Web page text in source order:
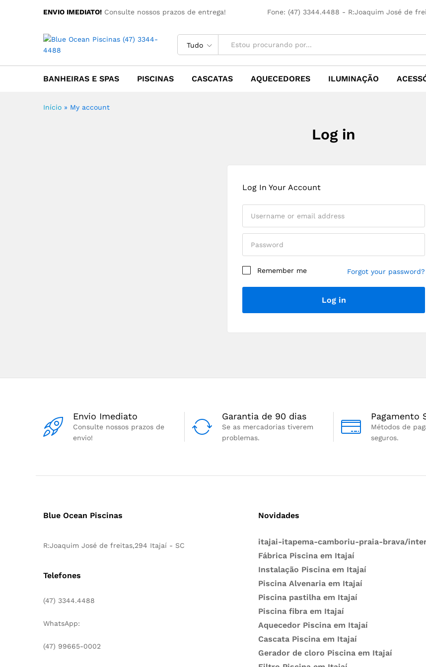
ENVIO IMEDIATO! Consulte nossos prazos de entrega! Fone: (47) 3344.4488 - R:Joaquim José de
Tudo
BANHEIRAS E SPAS PISCINAS CASCATAS AQUECEDORES ILUMINAÇÃO
Início » My account
Log in
Log In Your Account
Remember me Forgot your password?
Log in
Envio Imediato
Consulte nossos prazos de
envio!
Garantia de 90 dias
Se as mercadorias tiverem
problemas.
Pagamento
Métodos de
seguros.
Blue Ocean Piscinas
R:Joaquim José de freitas,294 Itajaí - SC
Telefones
(47) 3344.4488
WhatsApp:
(47) 99665-0002
Novidades
itajai-itapema-camboriu-praia-brava/
Fábrica Piscina em Itajaí
Instalação Piscina em Itajaí
Piscina Alvenaria em Itajaí
Piscina pastilha em Itajaí
Piscina fibra em Itajaí
Aquecedor Piscina em Itajaí
Cascata Piscina em Itajaí
Gerador de cloro Piscina em Itajaí